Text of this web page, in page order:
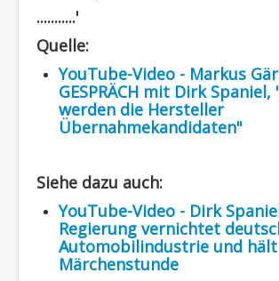
...........'
Quelle:
YouTube-Video - Markus
GESPRÄCH mit Dirk Spaniel,
werden die Hersteller
Übernahmekandidaten"
Siehe dazu auch:
YouTube-Video - Dirk
Regierung vernichtet
Automobilindustrie und hält
Märchenstunde